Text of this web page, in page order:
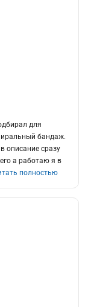
для
бандаж.
описание сразу
а работаю я в
полностью